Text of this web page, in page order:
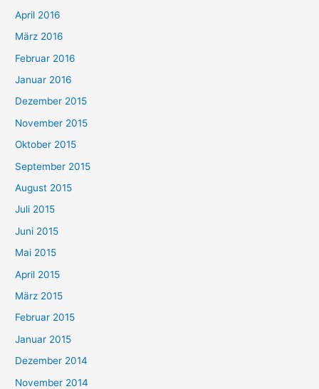
April 2016
März 2016
Februar 2016
Januar 2016
Dezember 2015
November 2015
Oktober 2015
September 2015
August 2015
Juli 2015
Juni 2015
Mai 2015
April 2015
März 2015
Februar 2015
Januar 2015
Dezember 2014
November 2014